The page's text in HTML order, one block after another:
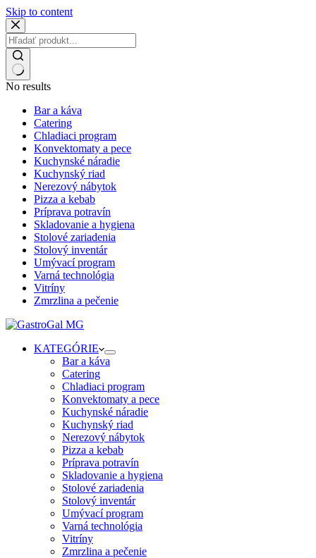
Skip to content
No results
Bar a káva
Catering
Chladiaci program
Konvektomaty a pece
Kuchynské náradie
Kuchynský riad
Nerezový nábytok
Pizza a kebab
Príprava potravín
Skladovanie a hygiena
Stolové zariadenia
Stolový inventár
Umývací program
Varná technológia
Vitríny
Zmrzlina a pečenie
KATEGÓRIE
Bar a káva
Catering
Chladiaci program
Konvektomaty a pece
Kuchynské náradie
Kuchynský riad
Nerezový nábytok
Pizza a kebab
Príprava potravín
Skladovanie a hygiena
Stolové zariadenia
Stolový inventár
Umývací program
Varná technológia
Vitríny
Zmrzlina a pečenie